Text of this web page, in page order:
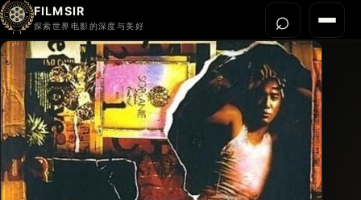
FILMSIR
探索世界电影的深度与美好 菜单
首页
今晚看什么
世界电影节
导演宇宙
影片库
⌕打开